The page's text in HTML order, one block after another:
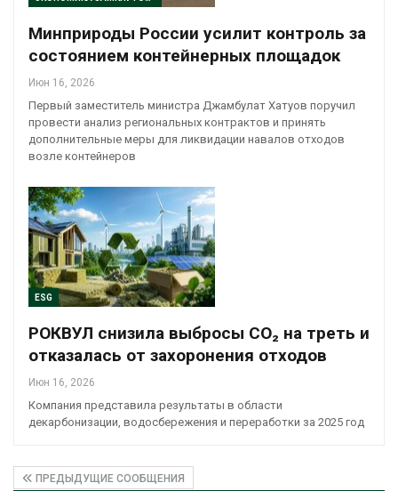
Минприроды России усилит контроль за
состоянием контейнерных площадок
Июн 16, 2026
Первый заместитель министра Джамбулат Хатуов поручил
провести анализ региональных контрактов и принять
дополнительные меры для ликвидации навалов отходов
возле контейнеров
ESG
РОКВУЛ снизила выбросы CO₂ на треть и
отказалась от захоронения отходов
Июн 16, 2026
Компания представила результаты в области
декарбонизации, водосбережения и переработки за 2025 год
ПРЕДЫДУЩИЕ СООБЩЕНИЯ